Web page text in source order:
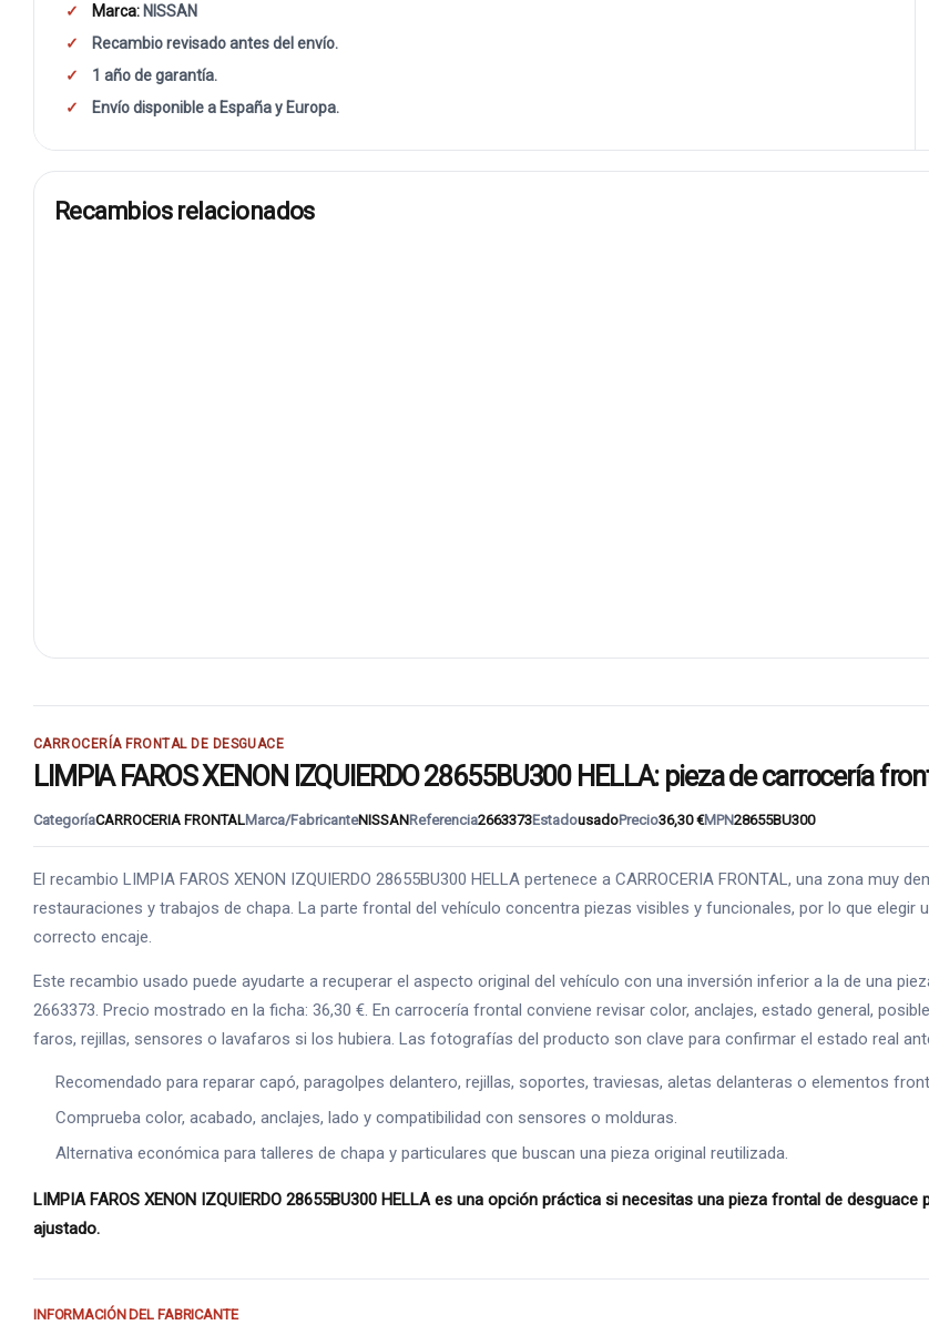
Marca: NISSAN
Recambio revisado antes del envío.
1 año de garantía.
Envío disponible a España y Europa.
Recambios relacionados
CARROCERÍA FRONTAL DE DESGUACE
LIMPIA FAROS XENON IZQUIERDO 28655BU300 HELLA: pieza de carrocería
CategoríaCARROCERIA FRONTALMarca/FabricanteNISSANReferencia2663373EstadousadoPrecio36,30 €MPN28655BU300
El recambio LIMPIA FAROS XENON IZQUIERDO 28655BU300 HELLA pertenece a CARROCERIA FRONTAL, una zona
restauraciones y trabajos de chapa. La parte frontal del vehículo concentra piezas visibles y funcionales, por lo que
correcto encaje.
Este recambio usado puede ayudarte a recuperar el aspecto original del vehículo con una inversión inferior a la de una
2663373. Precio mostrado en la ficha: 36,30 €. En carrocería frontal conviene revisar color, anclajes, estado general,
faros, rejillas, sensores o lavafaros si los hubiera. Las fotografías del producto son clave para confirmar el estado real
Recomendado para reparar capó, paragolpes delantero, rejillas, soportes, traviesas, aletas delanteras o elementos
Comprueba color, acabado, anclajes, lado y compatibilidad con sensores o molduras.
Alternativa económica para talleres de chapa y particulares que buscan una pieza original reutilizada.
LIMPIA FAROS XENON IZQUIERDO 28655BU300 HELLA es una opción práctica si necesitas una pieza frontal de
ajustado.
INFORMACIÓN DEL FABRICANTE